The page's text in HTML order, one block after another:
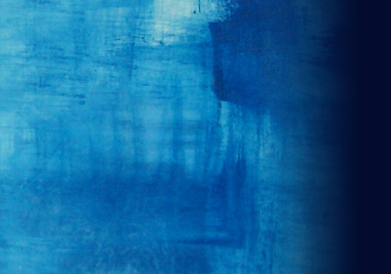
DA SILVA, FRANCO (LA FURGO)
MARIÑAS, MATIAS (LA FURGO)
CARRERA, LAUTARO (ROJO IFC)
GUTIERREZ, SANTIAGO (LA FURGO)
RECALDE, PABLO (ROJO IFC)
GIACONE, TOMAS (BEBO F.C.)
MARTINEZ, VICTOR (PARQUE AVELLANEDA)
DERTINOPULOS, NICOLAS (LA FURGO)
VILLIVAR, IGNACIO (PAREN LA MANO)
1
MUGURZO, RODRIGO (ROJO IFC)
1
ALVAREZ, EZEQUIEL (PAREN LA MANO)
OTEGUI, NAHUEL (ROJO IFC)
FERNANDEZ, FABRICIO (PARQUE
AVELLANEDA)